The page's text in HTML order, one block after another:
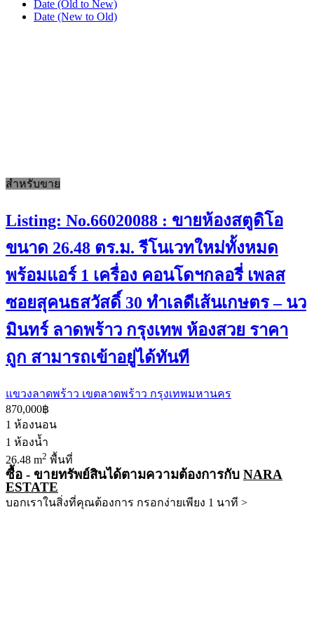
Date (Old to New)
Date (New to Old)
สำหรับขาย
Listing: No.66020088 : ขายห้องสตูดิโอ
ขนาด 26.48 ตร.ม. รีโนเวทใหม่ทั้งหมด
พร้อมแอร์ 1 เครื่อง คอนโดฯกลอรี่ เพลส
ซอยสุคนธสวัสดิ์ 30 ทำเลดีเส้นเกษตร – นว
มินทร์ ลาดพร้าว กรุงเทพ ห้องสวย ราคา
ถูก สามารถเข้าอยู่ได้ทันที
แขวงลาดพร้าว เขตลาดพร้าว กรุงเทพมหานคร
870,000฿
1 ห้องนอน
1 ห้องน้ำ
26.48 m2 พื้นที่
ซื้อ - ขายทรัพย์สินได้ตามความต้องการกับ NARA
ESTATE
บอกเราในสิ่งที่คุณต้องการ กรอกง่ายเพียง 1 นาที >